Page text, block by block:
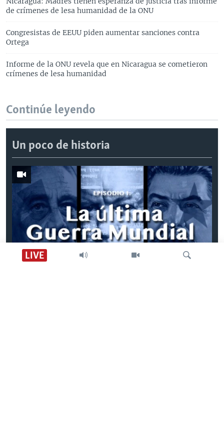
LIVE
de crímenes de lesa humanidad de la ONU
Congresistas de EEUU piden aumentar sanciones contra
Ortega
Informe de la ONU revela que en Nicaragua se cometieron
crímenes de lesa humanidad
Continúe leyendo
Un poco de historia